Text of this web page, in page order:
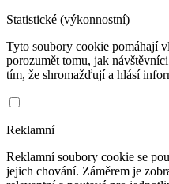
Statistické (výkonnostní)
Tyto soubory cookie pomáhají
porozumět tomu, jak
tím, že shromažďují a hlásí
Reklamní
Reklamní soubory cookie se
jejich chování. Záměrem je